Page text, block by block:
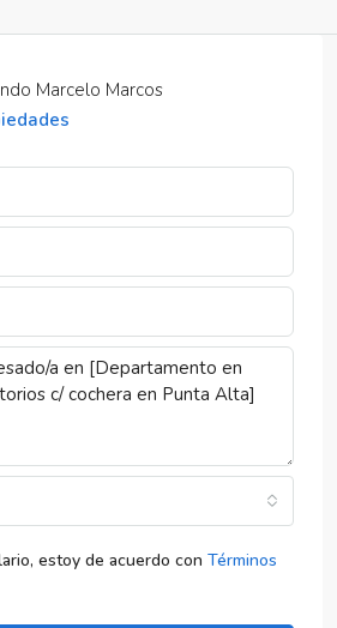
Marcelo Marcos
estoy de acuerdo con Términos